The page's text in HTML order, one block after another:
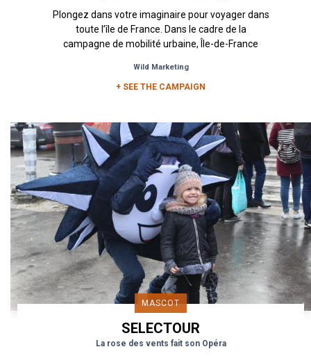
Plongez dans votre imaginaire pour voyager dans
toute l’île de France. Dans le cadre de la
campagne de mobilité urbaine, Île-de-France
Wild Marketing
+ SEE THE CAMPAIGN
MASCOT
SELECTOUR
La rose des vents fait son Opéra